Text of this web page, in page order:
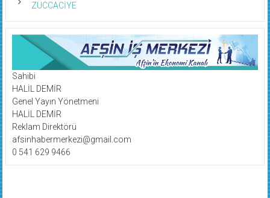
ZÜCCACİYE
Sahibi
HALİL DEMİR
Genel Yayın Yönetmeni
HALİL DEMİR
Reklam Direktörü
afsinhabermerkezi@gmail.com
0 541 629 9466